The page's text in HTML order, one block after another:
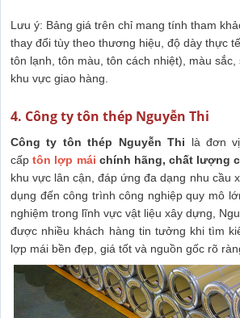
Lưu ý: Bảng giá trên chỉ mang tính tham
thay đổi tùy theo thương hiệu, độ dày thực
tôn lạnh, tôn màu, tôn cách nhiệt), màu
khu vực giao hàng.
4. Công ty tôn thép Nguyễn Thi
Công ty tôn thép Nguyễn Thi là đơn
cấptôn lợp mái chính hãng, chất lượng
khu vực lân cận, đáp ứng đa dạng nhu cầu
dụng đến công trình công nghiệp quy mô
nghiệm trong lĩnh vực vật liệu xây dựng,
được nhiều khách hàng tin tưởng khi tìm
lợp mái bền đẹp, giá tốt và nguồn gốc rõ